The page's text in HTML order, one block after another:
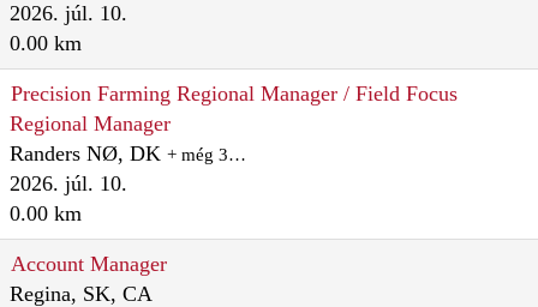
2026. júl. 10.
0.00 km
Precision Farming Regional Manager / Field Focus
Regional Manager
Randers NØ, DK + még 3…
2026. júl. 10.
0.00 km
Account Manager
Regina, SK, CA